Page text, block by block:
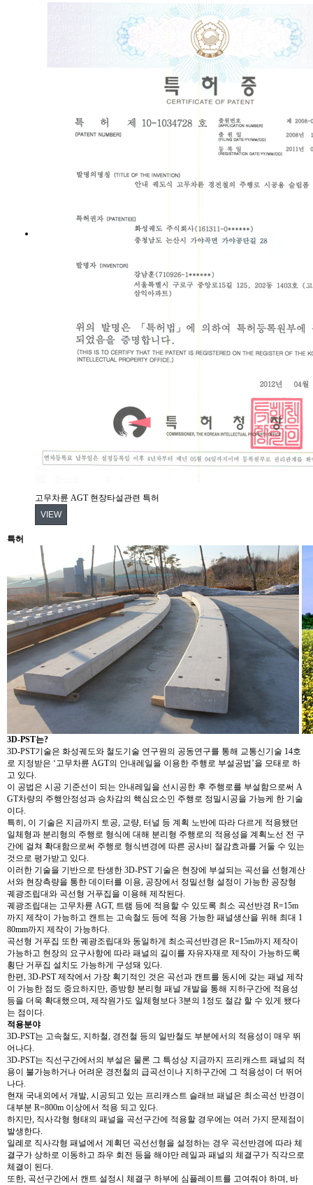
고무차륜 AGT 현장타설관련 특허
VIEW
특허
3D-PST는?
3D-PST기술은 화성궤도와 철도기술 연구원의 공동연구를 통해 교통신기술 14호
로 지정받은 ‘고무차륜 AGT의 안내레일을 이용한 주행로 부설공법’을 모태로 하
고 있다.
이 공법은 시공 기준선이 되는 안내레일을 선시공한 후 주행로를 부설함으로써 A
GT차량의 주행안정성과 승차감의 핵심요소인 주행로 정밀시공을 가능케 한 기술
이다.
특히, 이 기술은 지금까지 토공, 교량, 터널 등 계획 노반에 따라 다르게 적용됐던
일체형과 분리형의 주행로 형식에 대해 분리형 주행로의 적용성을 계획노선 전 구
간에 걸쳐 확대함으로써 주행로 형식변경에 따른 공사비 절감효과를 거둘 수 있는
것으로 평가받고 있다.
이러한 기술을 기반으로 탄생한 3D-PST 기술은 현장에 부설되는 곡선을 선형계산
서와 현장측량을 통한 데이터를 이용, 공장에서 정밀선형 설정이 가능한 공장형
궤광조립대와 곡선형 거푸집을 이용해 제작된다.
궤광조립대는 고무차륜 AGT, 트램 등에 적용할 수 있도록 최소 곡선반경 R=15m
까지 제작이 가능하고 캔트는 고속철도 등에 적용 가능한 패널생산을 위해 최대 1
80mm까지 제작이 가능하다.
곡선형 거푸집 또한 궤광조립대와 동일하게 최소곡선반경은 R=15m까지 제작이
가능하고 현장의 요구사항에 따라 패널의 길이를 자유자재로 제작이 가능하도록
횡단 거푸집 설치도 가능하게 구성돼 있다.
한편, 3D-PST 제작에서 가장 획기적인 것은 곡선과 캔트를 동시에 갖는 패널 제작
이 가능한 점도 중요하지만, 종방향 분리형 패널 개발을 통해 지하구간에 적용성
등을 더욱 확대했으며, 제작원가도 일체형보다 3분의 1정도 절감 할 수 있게 됐다
는 점이다.
적용분야
3D-PST는 고속철도, 지하철, 경전철 등의 일반철도 부분에서의 적용성이 매우 뛰
어나다.
3D-PST는 직선구간에서의 부설은 물론 그 특성상 지금까지 프리캐스트 패널의 적
용이 불가능하거나 어려운 경전철의 급곡선이나 지하구간에 그 적용성이 더 뛰어
나다.
현재 국내외에서 개발, 시공되고 있는 프리캐스트 슬래브 패널은 최소곡선 반경이
대부분 R=800m 이상에서 적용 되고 있다.
하지만, 직사각형 형태의 패널을 곡선구간에 적용할 경우에는 여러 가지 문제점이
발생한다.
일례로 직사각형 패널에서 계획던 곡선선형을 설정하는 경우 곡선반경에 따라 체
결구가 상하로 이동하고 좌우 회전 등을 해야만 레일과 패널의 체결구가 직각으로
체결이 된다.
또한, 곡선구간에서 캔트 설정시 체결구 하부에 심플레이트를 고여줘야 하며, 바